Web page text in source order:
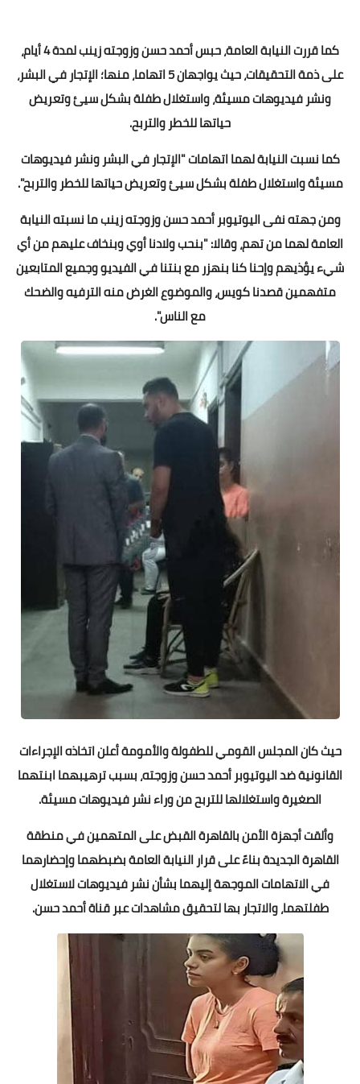
كما قررت النيابة العامة، حبس أحمد حسن وزوجته زينب لمدة 4 أيام،
على ذمة التحقيقات، حيث يواجهان 5 اتهاما، منها؛ الإتجار في البشر،
ونشر فيديوهات مسيئة، واستغلال طفلة بشكل سيئ وتعريض
حياتها للخطر والتربح.
كما نسبت النيابة لهما اتهامات "الإتجار في البشر ونشر فيديوهات
مسيئة واستغلال طفلة بشكل سيئ وتعريض حياتها للخطر والتربح".
ومن جهته نفى اليوتيوبر أحمد حسن وزوجته زينب ما نسبته النيابة
العامة لهما من تهم، وقالا: "بنحب ولادنا أوي وبنخاف عليهم من أي
شيء يؤذيهم وإحنا كنا بنهزر مع بنتنا في الفيديو وجميع المتابعين
متفهمين قصدنا كويس، والموضوع الغرض منه الترفيه والضحك
مع الناس".
حيث كان المجلس القومي للطفولة والأمومة أعلن اتخاذه الإجراءات
القانونية ضد اليوتيوبر أحمد حسن وزوجته، بسبب ترهيبهما ابنتهما
الصغيرة واستغلالها للتربح من وراء نشر فيديوهات مسيئة.
وألقت أجهزة الأمن بالقاهرة القبض على المتهمين في منطقة
القاهرة الجديدة بناءً على قرار النيابة العامة بضبطهما وإحضارهما
في الاتهامات الموجهة إليهما بشأن نشر فيديوهات لاستغلال
طفلتهما، والاتجار بها لتحقيق مشاهدات عبر قناة أحمد حسن.